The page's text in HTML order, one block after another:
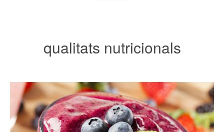
qualitats nutricionals